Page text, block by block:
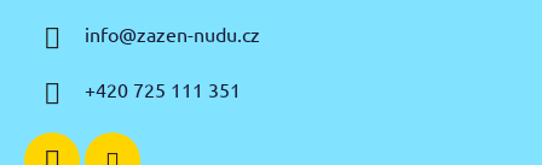
info@zazen-nudu.cz
+420 725 111 351